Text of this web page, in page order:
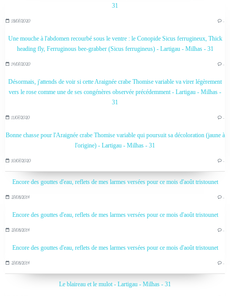
31
18/07/2020 …
Une mouche à l'abdomen recourbé sous le ventre : le Conopide Sicus ferrugineux, Thick
heading fly, Ferruginous bee-grabber (Sicus ferrugineus) - Lartigau - Milhas - 31
14/07/2020 …
Désormais, j'attends de voir si cette Araignée crabe Thomise variable va virer légèrement
vers le rose comme une de ses congénères observée précédemment - Lartigau - Milhas -
31
11/07/2020 …
Bonne chasse pour l'Araignée crabe Thomise variable qui poursuit sa décoloration (jaune à
l'origine) - Lartigau - Milhas - 31
10/07/2020 …
Encore des gouttes d'eau, reflets de mes larmes versées pour ce mois d'août tristounet
27/08/2014 …
Encore des gouttes d'eau, reflets de mes larmes versées pour ce mois d'août tristounet
27/08/2014 …
Encore des gouttes d'eau, reflets de mes larmes versées pour ce mois d'août tristounet
27/08/2014 …
Le blaireau et le mulot - Lartigau - Milhas - 31